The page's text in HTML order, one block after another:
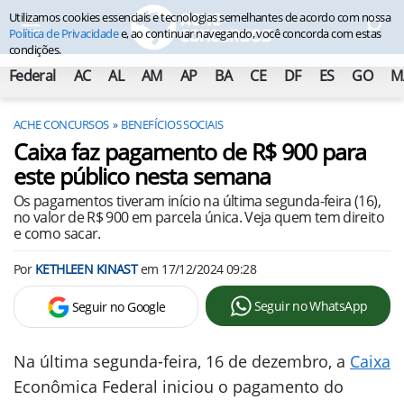
Federal AC AL AM AP BA CE DF ES GO
ACHE CONCURSOS BENEFÍCIOS SOCIAIS
Caixa faz pagamento de R$ 900 para
este público nesta semana
Os pagamentos tiveram início na última segunda-feira (16),
no valor de R$ 900 em parcela única. Veja quem tem direito
e como sacar.
Por KETHLEEN KINASTem 17/12/2024 09:28
Seguir no Google Seguir no WhatsApp
Na última segunda-feira, 16 de dezembro, a Caixa
Econômica Federal iniciou o pagamento do
Utilizamos cookies essenciais e tecnologias semelhantes de acordo com nossa
Política de Privacidadee, ao continuar navegando, você concorda com estas
condições.